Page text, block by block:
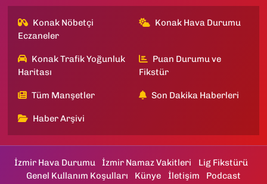
Konak Nöbetçi
Eczaneler
Konak Hava Durumu
Konak Trafik Yoğunluk
Haritası
Puan Durumu ve
Fikstür
Tüm Manşetler Son Dakika Haberleri
Haber Arşivi
İzmir Hava Durumu İzmir Namaz Vakitleri
Lig Fikstürü
Genel Kullanım Koşulları
Künye İletişim Podcast